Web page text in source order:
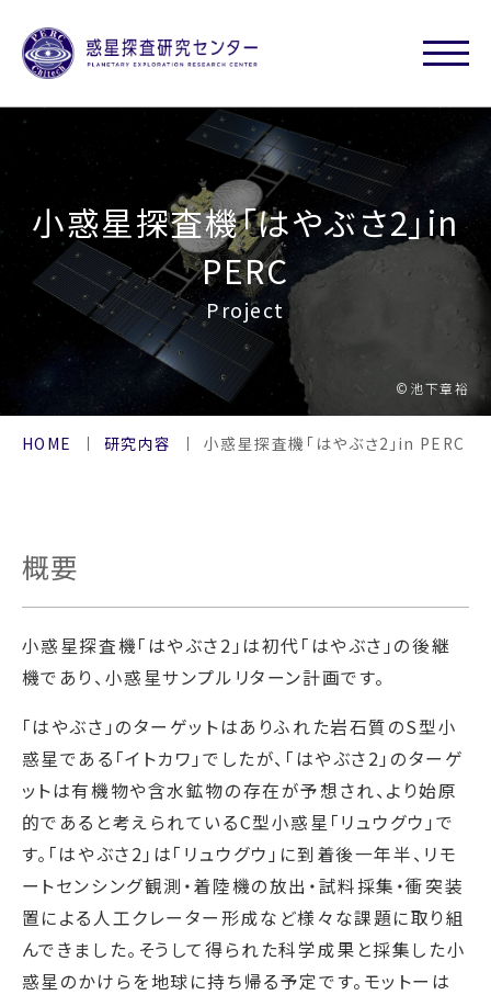
小惑星探査機「はやぶさ2」in
PERC
Project
©池下章裕
HOME 研究内容 小惑星探査機「はやぶさ2」in PERC
概要
小惑星探査機「はやぶさ2」は初代「はやぶさ」の後継
機であり、小惑星サンプルリターン計画です。
「はやぶさ」のターゲットはありふれた岩石質のS型小
惑星である「イトカワ」でしたが、「はやぶさ2」のターゲ
ットは有機物や含水鉱物の存在が予想され、より始原
的であると考えられているC型小惑星「リュウグウ」で
す。「はやぶさ2」は「リュウグウ」に到着後一年半、リモ
ートセンシング観測・着陸機の放出・試料採集・衝突装
置による人工クレーター形成など様々な課題に取り組
んできました。そうして得られた科学成果と採集した小
惑星のかけらを地球に持ち帰る予定です。モットーは